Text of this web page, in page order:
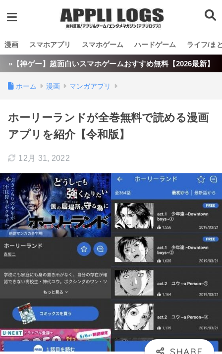
漫画 スマホアプリ スマホゲーム ハードゲーム ライフ/ま
»【神ゲー】超面白いスマホゲームおすすめ無料【2026最新】
ホーム 漫画 マンガアプリ
ホーリーランドが全巻無料で読める漫画
アプリを紹介【令和版】
12月 31, 2022